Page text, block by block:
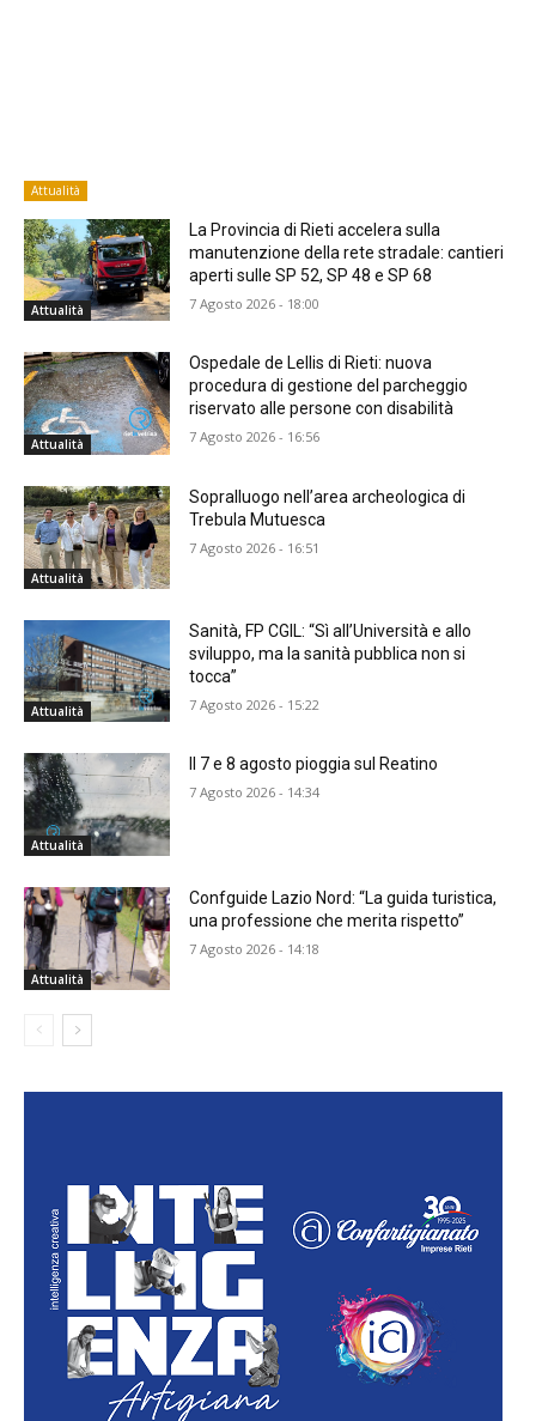
Attualità
Attualità
La Provincia di Rieti accelera sulla
manutenzione della rete stradale: cantieri
aperti sulle SP 52, SP 48 e SP 68
7 Agosto 2026 - 18:00
Attualità
Ospedale de Lellis di Rieti: nuova
procedura di gestione del parcheggio
riservato alle persone con disabilità
7 Agosto 2026 - 16:56
Attualità
Sopralluogo nell’area archeologica di
Trebula Mutuesca
7 Agosto 2026 - 16:51
Attualità
Sanità, FP CGIL: “Sì all’Università e allo
sviluppo, ma la sanità pubblica non si
tocca”
7 Agosto 2026 - 15:22
Attualità
Il 7 e 8 agosto pioggia sul Reatino
7 Agosto 2026 - 14:34
Attualità
Confguide Lazio Nord: “La guida turistica,
una professione che merita rispetto”
7 Agosto 2026 - 14:18